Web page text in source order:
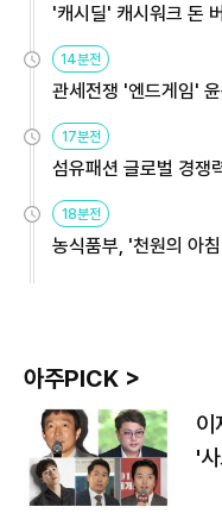
'캐시딜' 캐시워크 돈
14분전
관세전쟁 '엔드게임'
17분전
섬유패션 글로벌 경
18분전
농식품부, '천원의 아
아주PICK >
이
'